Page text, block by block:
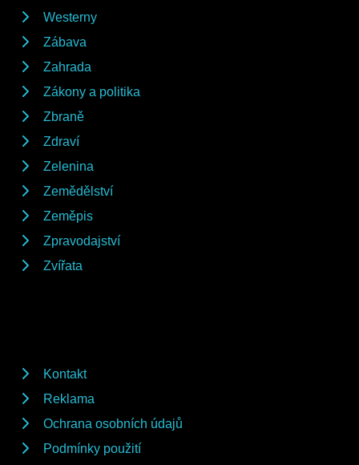
Westerny
Zábava
Zahrada
Zákony a politika
Zbraně
Zdraví
Zelenina
Zemědělství
Zeměpis
Zpravodajství
Zvířata
Kontakt
Reklama
Ochrana osobních údajů
Podmínky použití